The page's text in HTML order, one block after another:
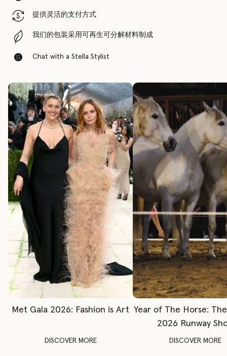
提供灵活的支付方式
我们的包装采用可再生可分解材料制成
Chat with a Stella Stylist
Met Gala 2026: Fashion is Art
DISCOVER MORE
Year of The Horse:
2026 Runway
DISCOVER MORE